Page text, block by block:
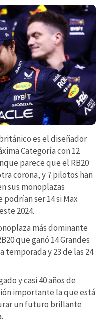
es el diseñador
Categoría con 12
parece que el RB20
corona, y 7 pilotos han
sus monoplazas
ser 14 si Max
2024.
más dominante
que ganó 14 Grandes
temporada y 23 de las 24
y casi 40 años de
importante la que está
un futuro brillante